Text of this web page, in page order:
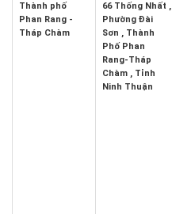
Thành phố
Phan Rang -
Tháp Chàm
66 Thống Nhất ,
Phường Đài
Sơn , Thành
Phố Phan
Rang-Tháp
Chàm , Tỉnh
Ninh Thuận